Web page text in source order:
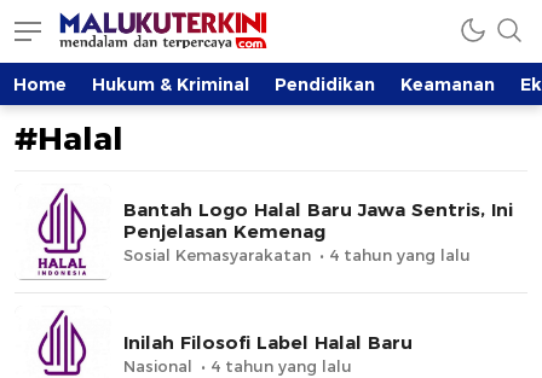
MalukuTerkini.com
Terkini, Mendalam dan Terpercaya
Home Hukum & Kriminal Pendidikan Keamanan
#Halal
Bantah Logo Halal Baru Jawa Sentris, Ini
Penjelasan Kemenag
Sosial Kemasyarakatan 4 tahun yang lalu
Inilah Filosofi Label Halal Baru
Nasional 4 tahun yang lalu